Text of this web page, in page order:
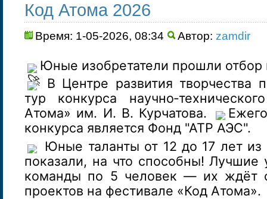
Код Атома 2026
Время: 1-05-2026, 08:34 Автор: zamdir
Юные изобретатели прошли
В Центре развития творчества
тур конкурса
Атома» им. И. В. Курчатова.
конкурса является Фонд "АТР АЭС".
Юные таланты от 12 до 17 лет из
показали, на что способны! Лучшие
команды по 5 человек — их ждёт
проектов на фестивале «Код Атома».